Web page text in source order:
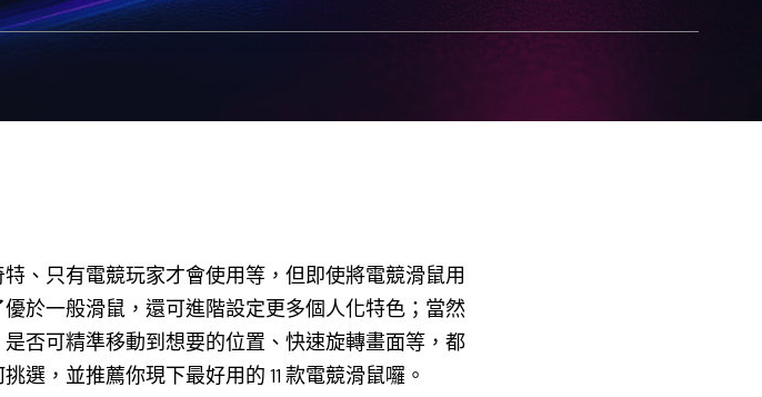
、只有電競玩家才會使用等，但即使將電競滑鼠用
於一般滑鼠，還可進階設定更多個人化特色；當然
否可精準移動到想要的位置、快速旋轉畫面等，都
選，並推薦你現下最好用的 11 款電競滑鼠囉。